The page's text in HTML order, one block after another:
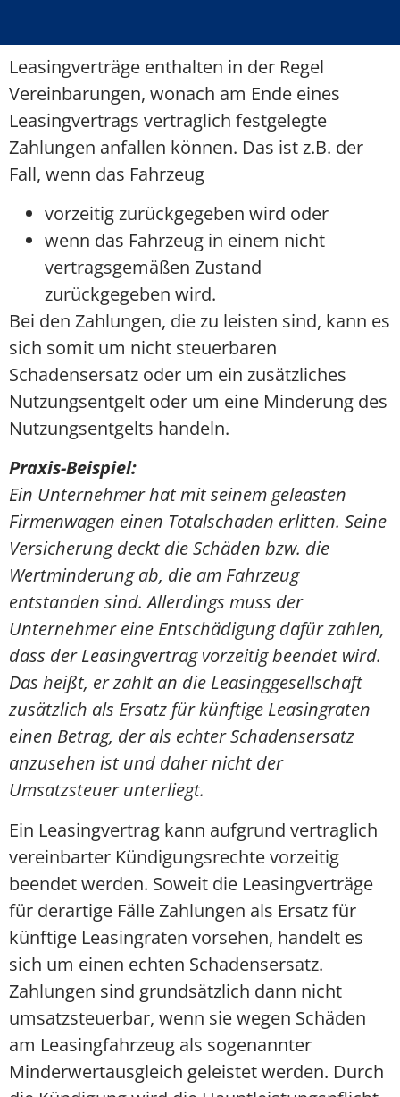
Leasingverträge enthalten in der Regel
Vereinbarungen, wonach am Ende eines
Leasingvertrags vertraglich festgelegte
Zahlungen anfallen können. Das ist z.B. der
Fall, wenn das Fahrzeug
vorzeitig zurückgegeben wird oder
wenn das Fahrzeug in einem nicht
vertragsgemäßen Zustand
zurückgegeben wird.
Bei den Zahlungen, die zu leisten sind, kann es
sich somit um nicht steuerbaren
Schadensersatz oder um ein zusätzliches
Nutzungsentgelt oder um eine Minderung des
Nutzungsentgelts handeln.
Praxis-Beispiel:
Ein Unternehmer hat mit seinem geleasten
Firmenwagen einen Totalschaden erlitten. Seine
Versicherung deckt die Schäden bzw. die
Wertminderung ab, die am Fahrzeug
entstanden sind. Allerdings muss der
Unternehmer eine Entschädigung dafür zahlen,
dass der Leasingvertrag vorzeitig beendet wird.
Das heißt, er zahlt an die Leasinggesellschaft
zusätzlich als Ersatz für künftige Leasingraten
einen Betrag, der als echter Schadensersatz
anzusehen ist und daher nicht der
Umsatzsteuer unterliegt.
Ein Leasingvertrag kann aufgrund vertraglich
vereinbarter Kündigungsrechte vorzeitig
beendet werden. Soweit die Leasingverträge
für derartige Fälle Zahlungen als Ersatz für
künftige Leasingraten vorsehen, handelt es
sich um einen echten Schadensersatz.
Zahlungen sind grundsätzlich dann nicht
umsatzsteuerbar, wenn sie wegen Schäden
am Leasingfahrzeug als sogenannter
Minderwertausgleich geleistet werden. Durch